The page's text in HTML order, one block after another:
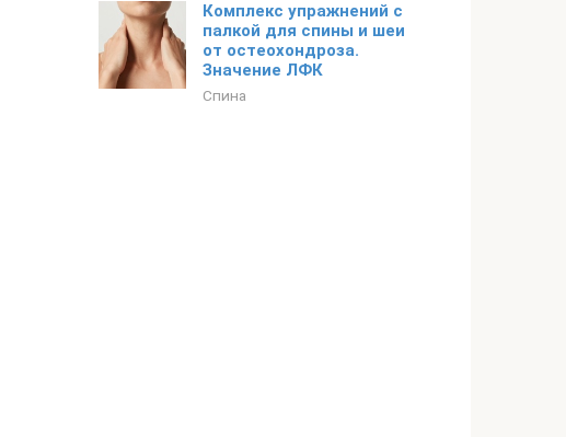
Комплекс упражнений с
палкой для спины и шеи
от остеохондроза.
Значение ЛФК
Спина